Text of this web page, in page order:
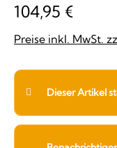
104,95 €
Preise inkl. MwSt.
Dieser Artikel